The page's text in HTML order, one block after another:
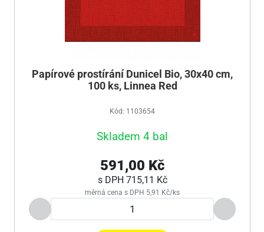
Papírové prostírání Dunicel Bio, 30x40 cm,
100 ks, Linnea Red
Kód: 1103654
Skladem 4 bal
591,00 Kč
s DPH 715,11 Kč
měrná cena s DPH 5,91 Kč/ks